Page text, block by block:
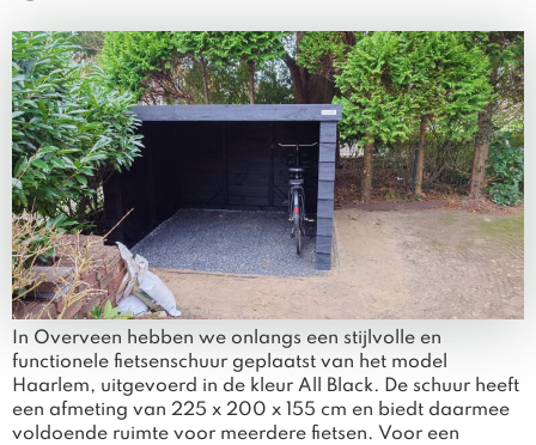
In Overveen hebben we onlangs een stijlvolle en
functionele fietsenschuur geplaatst van het model
Haarlem, uitgevoerd in de kleur All Black. De schuur heeft
een afmeting van 225 x 200 x 155 cm en biedt daarmee
voldoende ruimte voor meerdere fietsen. Voor een